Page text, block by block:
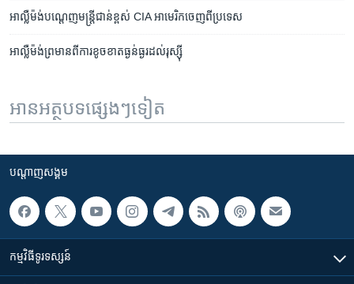
អាល្លឺម៉ង់​​​បណ្ដេញ​​​មន្ត្រី​​​ជាន់​​​ខ្ពស់​​​ CIA​​​ អាមេរិក​​​ចេញ​​​ពី​​​ប្រទេស
អាល្លឺម៉ង់​ព្រមាន​ពីការ​ខូចខាត​ធ្ងន់​ធ្ងរ​ដល់​រុស្ស៊ី
អានអត្ថបទផ្សេងៗទៀត
បណ្តាញ​សង្គម
កម្មវិធី​ទូរទស្សន៍